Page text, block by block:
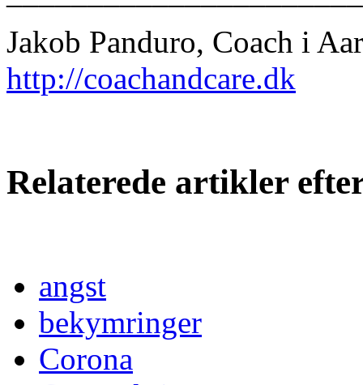
Jakob Panduro, Coach i
http://coachandcare.dk
Relaterede artikler
angst
bekymringer
Corona